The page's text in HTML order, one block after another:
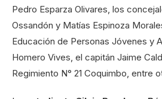
Pedro Esparza Olivares, los
Ossandón y Matías Espinoza
Educación de Personas Jóvenes y
Homero Vives, el capitán Jaime
Regimiento N° 21 Coquimbo, entre